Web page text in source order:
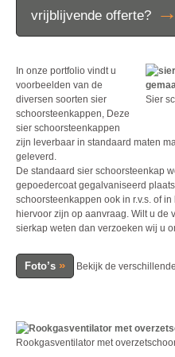
vrijblijvende offerte? →
Sier
In onze portfolio vindt u
voorbeelden van de
diversen soorten sier
schoorsteenkappen, Deze
sier schoorsteenkappen
zijn leverbaar in standaard maten
geleverd.
De standaard sier schoorsteenkap
gepoedercoat gegalvaniseerd
schoorsteenkappen ook in r.v.s. of
hiervoor zijn op aanvraag. Wilt u de
sierkap weten dan verzoeken wij u
Foto’s » Bekijk de verschillende
Rookgasventilator met